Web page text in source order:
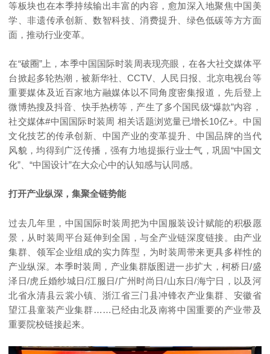
等板块也在本季持续输出丰富的内容，愈加深入地聚焦中国美
学、非遗传承创新、数智科技、消费提升、绿色低碳等方方面
面，推动行业变革。
在“破圈”上，本季中国国际时装周表现亮眼，在各大社交媒体平
台掀起多轮热潮，被新华社、CCTV、人民日报、北京电视台等
重要媒体及近百家地方融媒体以不同角度密集报道，先后登上
微博热搜及抖音、快手热榜等，产生了多个国民级“爆款”内容，
社交媒体#中国国际时装周 相关话题浏览量已增长10亿+。中国
文化技艺的传承创新、中国产业的变革提升、中国品牌的当代
风貌，均得到广泛传播，强有力地提振行业士气，巩固“中国文
化”、“中国设计”在大众心中的认知感与认同感。
打开产业纵深，集聚全链势能
过去几年里，中国国际时装周把为中国服装设计赋能的积极愿
景，从时装周平台延伸到全国，与全产业链深度链接。由产业
集群、领军企业组成的实力阵型，为时装周带来更具多样性的
产业纵深。本季时装周，产业集群版图进一步扩大，柯桥日/盛
泽日/虎丘婚纱城日/江服日/广州时尚日/山东日/海宁日，以及河
北省永清县云裳小镇、浙江省三门县冲锋衣产业集群、安徽省
望江县童装产业集群……已经由北及南将中国重要的产业带及
重要院校链接起来。